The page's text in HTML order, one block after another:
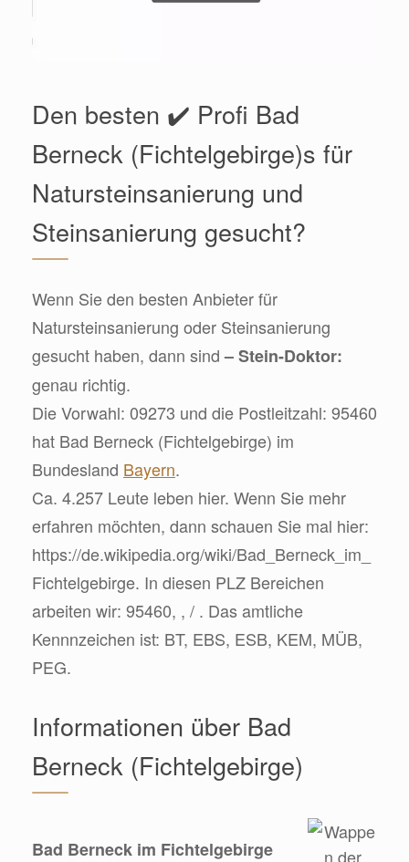
Den besten ✔️ Profi Bad
Berneck (Fichtelgebirge)s für
Natursteinsanierung und
Steinsanierung gesucht?
Wenn Sie den besten Anbieter für
Natursteinsanierung oder Steinsanierung
gesucht haben, dann sind– Stein-Doktor:
genau richtig.
Die Vorwahl: 09273 und die Postleitzahl: 95460
hat Bad Berneck (Fichtelgebirge) im
Bundesland Bayern.
Ca. 4.257 Leute leben hier. Wenn Sie mehr
erfahren möchten, dann schauen Sie mal hier:
https://de.wikipedia.org/wiki/Bad_Berneck_im_
Fichtelgebirge. In diesen PLZ Bereichen
arbeiten wir: 95460, , / . Das amtliche
Kennnzeichen ist: BT, EBS, ESB, KEM, MÜB,
PEG.
Informationen über Bad
Berneck (Fichtelgebirge)
Bad Berneck im Fichtelgebirge